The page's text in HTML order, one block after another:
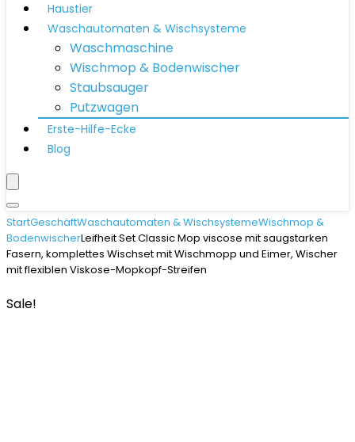
Haustier
Waschautomaten & Wischsysteme
Waschmaschine
Wischmop & Bodenwischer
Staubsauger
Putzwagen
Erste-Hilfe-Ecke
Blog
StartGeschäftWaschautomaten & WischsystemeWischmop &
BodenwischerLeifheit Set Classic Mop viscose mit saugstarken
Fasern, komplettes Wischset mit Wischmopp und Eimer, Wischer
mit flexiblen Viskose-Mopkopf-Streifen
Sale!